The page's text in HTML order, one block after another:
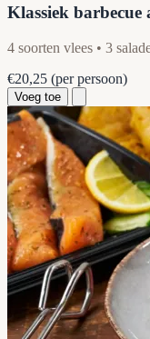
Klassiek barbecue
4 soorten vlees • 3
€20,25 (per persoon)
Voeg toe